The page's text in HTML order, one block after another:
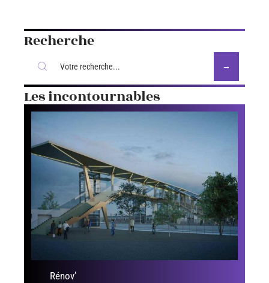
Recherche
Les incontournables
Rénov’